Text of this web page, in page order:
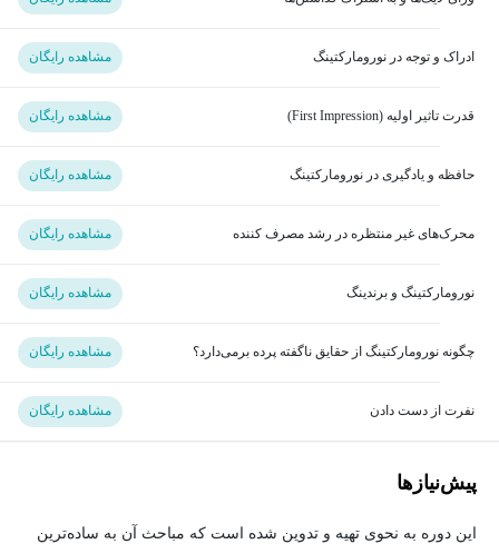
ادراک و توجه در نورومارکتینگ مشاهده رایگان
قدرت تاثیر اولیه (First Impression) مشاهده رایگان
حافظه و یادگیری در نورومارکتینگ مشاهده رایگان
محرک‌های غیر منتظره در رشد مصرف کننده مشاهده رایگان
نورومارکتینگ و برندینگ مشاهده رایگان
چگونه نورومارکتینگ از حقایق ناگفته پرده برمی‌دارد؟ مشاهده رایگان
نفرت از دست دادن مشاهده رایگان
پیش‌نیاز‌ها
این دوره به نحوی تهیه و تدوین شده است که مباحث آن به ساده‌ترین